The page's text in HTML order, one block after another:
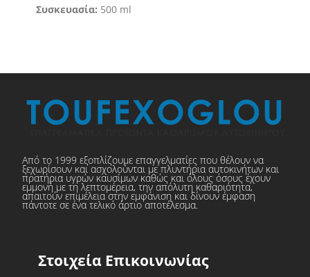
Συσκευασία: 500 ml
Από το 1999 εξοπλίζουμε επαγγελματίες που θέλουν να
ξεχωρίσουν και ασχολούνται με πλυντήρια αυτοκινήτων και
πρατήρια υγρών καυσίμων καθώς και όλους όσους έχουν
εμμονή με τη λεπτομέρεια, την απόλυτη καθαριότητα,
απαιτούν επιμέλεια στην εμφάνιση και δίνουν έμφαση
πάντοτε σε ένα τελικό άρτιο αποτέλεσμα.
Στοιχεία Επικοινωνίας